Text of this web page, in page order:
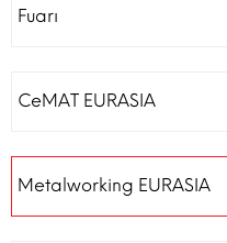
Fuarı
CeMAT EURASIA
Metalworking EURASIA